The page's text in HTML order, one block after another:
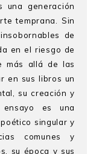
una generación
temprana. Sin
de
en el riesgo de
más allá de las
en sus libros un
su creación y
ensayo es una
singular y
comunes y
su época y sus